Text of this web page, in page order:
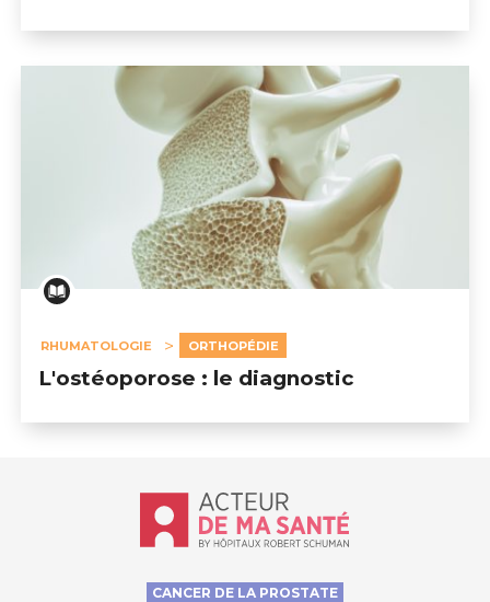
RHUMATOLOGIE ORTHOPÉDIE
L'ostéoporose : le diagnostic
Accueil - Acteur de ma santé, by
CANCER DE LA PROSTATE